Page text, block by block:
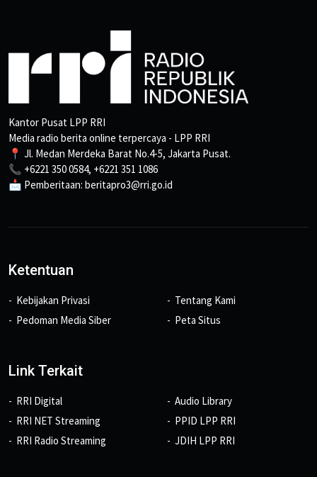
Kantor Pusat LPP RRI
Media radio berita online terpercaya - LPP RRI
📍 Jl. Medan Merdeka Barat No.4-5, Jakarta Pusat.
📞 +6221 350 0584, +6221 351 1086
📩 Pemberitaan: beritapro3@rri.go.id
Ketentuan
Kebijakan Privasi
Pedoman Media Siber
Tentang Kami
Peta Situs
Link Terkait
RRI Digital
RRI NET Streaming
RRI Radio Streaming
Audio Library
PPID LPP RRI
JDIH LPP RRI